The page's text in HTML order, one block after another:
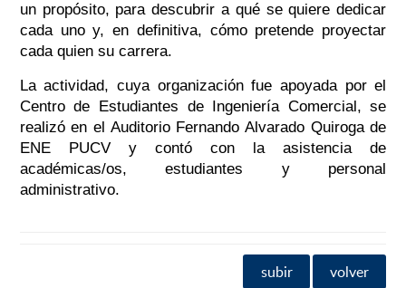
un propósito, para descubrir a qué se quiere dedicar
cada uno y, en definitiva, cómo pretende proyectar
cada quien su carrera.
La actividad, cuya organización fue apoyada por el
Centro de Estudiantes de Ingeniería Comercial, se
realizó en el Auditorio Fernando Alvarado Quiroga de
ENE PUCV y contó con la asistencia de
académicas/os, estudiantes y personal
administrativo.
subir volver